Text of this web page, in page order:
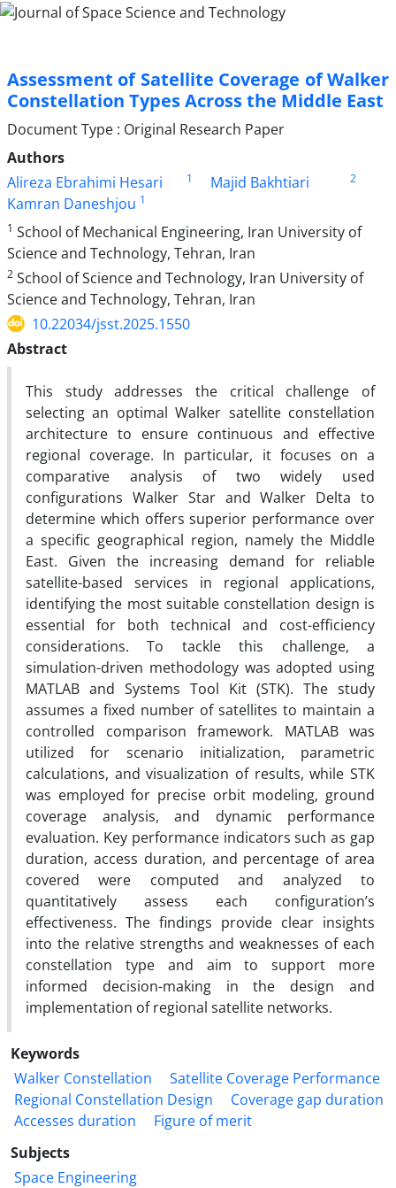
Assessment of Satellite Coverage of Walker
Constellation Types Across the Middle East
Document Type : Original Research Paper
Authors
Alireza Ebrahimi Hesari
1 Majid Bakhtiari 2
Kamran Daneshjou 1
1 School of Mechanical Engineering, Iran University of
Science and Technology, Tehran, Iran
2 School of Science and Technology, Iran University of
Science and Technology, Tehran, Iran
10.22034/jsst.2025.1550
Abstract
This study addresses the critical challenge of
selecting an optimal Walker satellite constellation
architecture to ensure continuous and effective
regional coverage. In particular, it focuses on a
comparative analysis of two widely used
configurations Walker Star and Walker Delta to
determine which offers superior performance over
a specific geographical region, namely the Middle
East. Given the increasing demand for reliable
satellite-based services in regional applications,
identifying the most suitable constellation design is
essential for both technical and cost-efficiency
considerations. To tackle this challenge, a
simulation-driven methodology was adopted using
MATLAB and Systems Tool Kit (STK). The study
assumes a fixed number of satellites to maintain a
controlled comparison framework. MATLAB was
utilized for scenario initialization, parametric
calculations, and visualization of results, while STK
was employed for precise orbit modeling, ground
coverage analysis, and dynamic performance
evaluation. Key performance indicators such as gap
duration, access duration, and percentage of area
covered were computed and analyzed to
quantitatively assess each configuration’s
effectiveness. The findings provide clear insights
into the relative strengths and weaknesses of each
constellation type and aim to support more
informed decision-making in the design and
implementation of regional satellite networks.
Keywords
Walker Constellation
Satellite Coverage Performance
Regional Constellation Design
Coverage gap duration
Accesses duration
Figure of merit
Subjects
Space Engineering